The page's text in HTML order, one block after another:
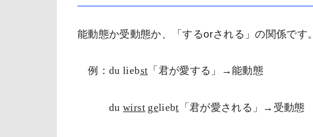
能動態か受動態か、「するorされる」の関係です。
例：du liebst 「君が愛する」→能動態
duwirst geliebt 「君が愛される」→受動態